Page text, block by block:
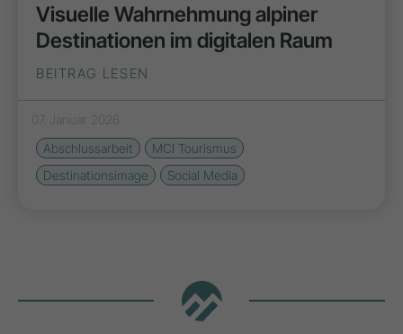
Visuelle Wahrnehmung alpiner
Destinationen im digitalen Raum
BEITRAG LESEN
07. Januar 2026
Abschlussarbeit
MCI Tourismus
Destinationsimage
Social Media